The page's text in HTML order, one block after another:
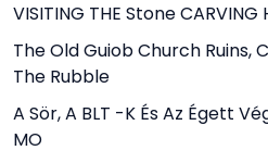
VISITING THE Stone CARVING
The Old Guiob Church Ruins,
The Rubble
A Sör, A BLT -k És Az Égett
MO